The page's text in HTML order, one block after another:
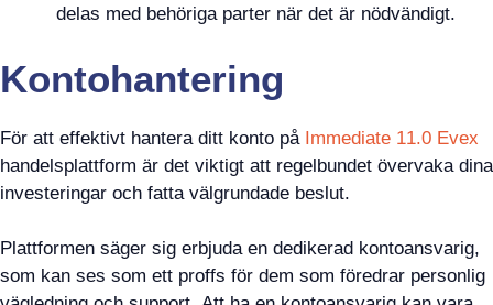
delas med behöriga parter när det är nödvändigt.
Kontohantering
För att effektivt hantera ditt konto på Immediate 11.0 Evex
handelsplattform är det viktigt att regelbundet övervaka dina
investeringar och fatta välgrundade beslut.
Plattformen säger sig erbjuda en dedikerad kontoansvarig,
som kan ses som ett proffs för dem som föredrar personlig